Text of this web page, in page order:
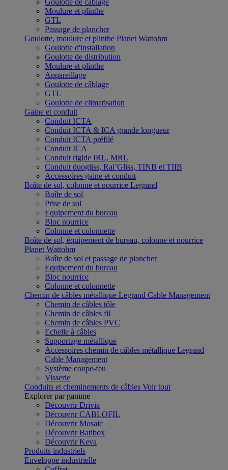
Goulotte de câblage
Moulure et plinthe
GTL
Passage de plancher
Goulotte, moulure et plinthe Planet Wattohm
Goulotte d'installation
Goulotte de distribution
Moulure et plinthe
Appareillage
Goulotte de câblage
GTL
Goulotte de climatisation
Gaine et conduit
Conduit ICTA
Conduit ICTA & ICA grande longueur
Conduit ICTA préfilé
Conduit ICA
Conduit rigide IRL, MRL
Conduit duogliss, Rai’Gliss, TINB et TIIB
Accessoires gaine et conduit
Boîte de sol, colonne et nourrice Legrand
Boîte de sol
Prise de sol
Equipement du bureau
Bloc nourrice
Colonne et colonnette
Boîte de sol, équipement de bureau, colonne et nourrice
Planet Wattohm
Boîte de sol et passage de plancher
Equipement du bureau
Bloc nourrice
Colonne et colonnette
Chemin de câbles métallique Legrand Cable Management
Chemin de câbles tôle
Chemin de câbles fil
Chemin de câbles PVC
Echelle à câbles
Supportage métallique
Accessoires chemin de câbles métallique Legrand
Cable Management
Système coupe-feu
Visserie
Conduits et cheminements de câbles Voir tout
Explorer par gamme
Découvrir Drivia
Découvrir CABLOFIL
Découvrir Mosaic
Découvrir Batibox
Découvrir Keva
Produits industriels
Enveloppe industrielle